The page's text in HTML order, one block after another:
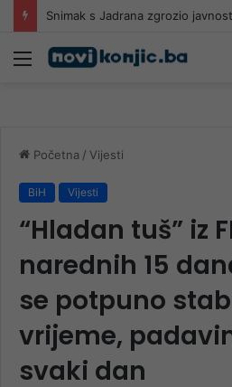
Meni
Početna / Vijesti
BiH Vijesti
“Hladan tuš” iz
narednih 15
se potpuno
vrijeme,
svaki dan